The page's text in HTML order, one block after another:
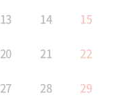
13 14 15
20 21 22
27 28 29